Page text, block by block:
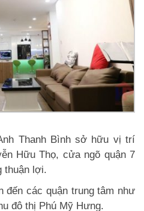
Thanh Bình sở hữu vị trí
Hữu Thọ, cửa ngõ quận 7
thuận lợi.
đến các quận trung tâm như
đô thị Phú Mỹ Hưng.